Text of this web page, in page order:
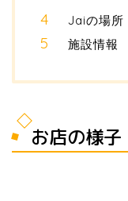
Jaiの場所
施設情報
お店の様子